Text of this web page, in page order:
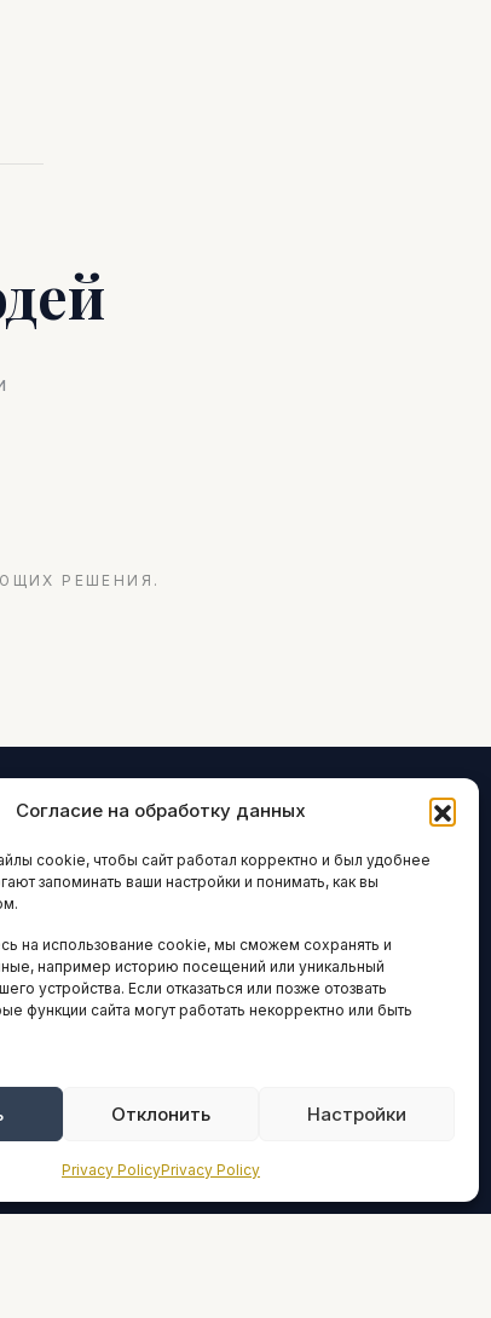
Согласие на обработку данных
cookie, чтобы сайт работал корректно и был удобнее
запоминать ваши настройки и понимать, как вы
на использование cookie, мы сможем сохранять и
например историю посещений или уникальный
устройства. Если отказаться или позже отозвать
функции сайта могут работать некорректно или быть
Отклонить Настройки
Privacy PolicyPrivacy Policy
РЕШЕНИЯ.
И ARTICLES IN
ENGLISH
НАВИГАЦИЯ
Архив материалов
ПРАВОВАЯ